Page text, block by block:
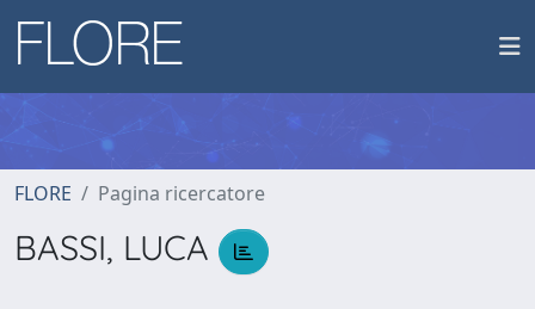
FLORE Pagina ricercatore
BASSI, LUCA